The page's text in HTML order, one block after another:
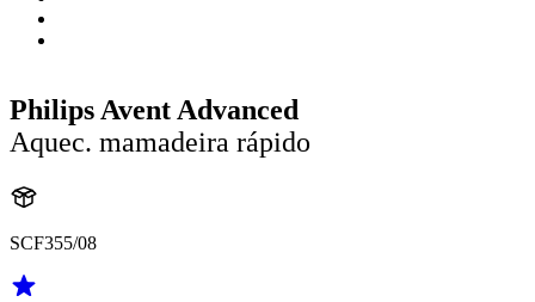
Philips Avent Advanced
Aquec. mamadeira rápido
SCF355/08